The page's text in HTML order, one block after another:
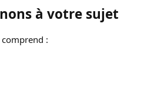
à votre sujet
: